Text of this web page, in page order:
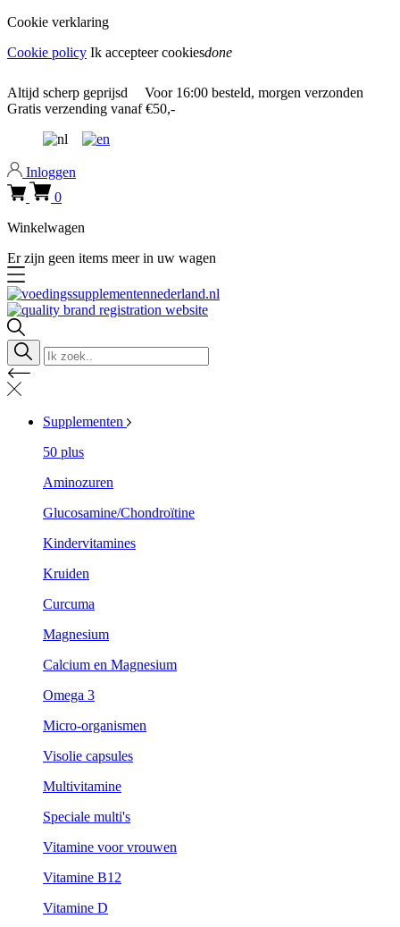
Cookie verklaring
Cookie policy Ik accepteer cookiesdone
Altijd scherp geprijsd Voor 16:00 besteld, morgen verzonden
Gratis verzending vanaf €50,-
Inloggen
0
Winkelwagen
Er zijn geen items meer in uw wagen
Supplementen
50 plus
Aminozuren
Glucosamine/Chondroïtine
Kindervitamines
Kruiden
Curcuma
Magnesium
Calcium en Magnesium
Omega 3
Micro-organismen
Visolie capsules
Multivitamine
Speciale multi's
Vitamine voor vrouwen
Vitamine B12
Vitamine D